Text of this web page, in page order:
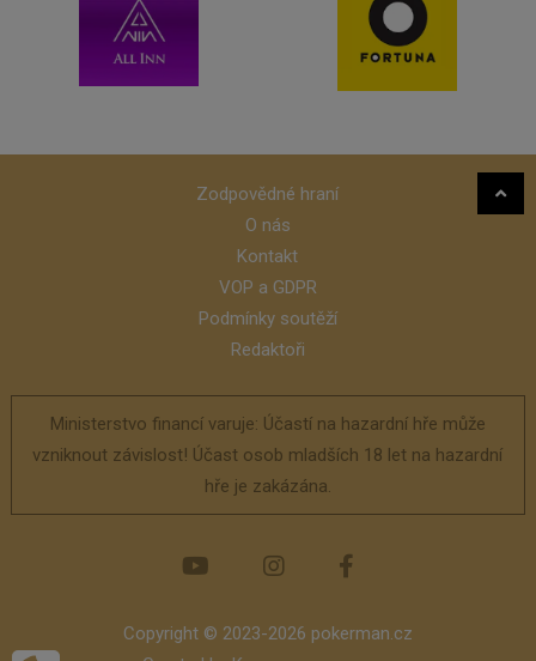
Zodpovědné hraní
O nás
Kontakt
VOP a GDPR
Podmínky soutěží
Redaktoři
Ministerstvo financí varuje: Účastí na hazardní hře může
vzniknout závislost! Účast osob mladších 18 let na hazardní
hře je zakázána.
Copyright © 2023-2026 pokerman.cz